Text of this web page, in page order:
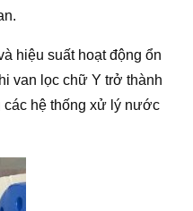
hiệu suất hoạt động ổn
van lọc chữ Y trở thành
các hệ thống xử lý nước